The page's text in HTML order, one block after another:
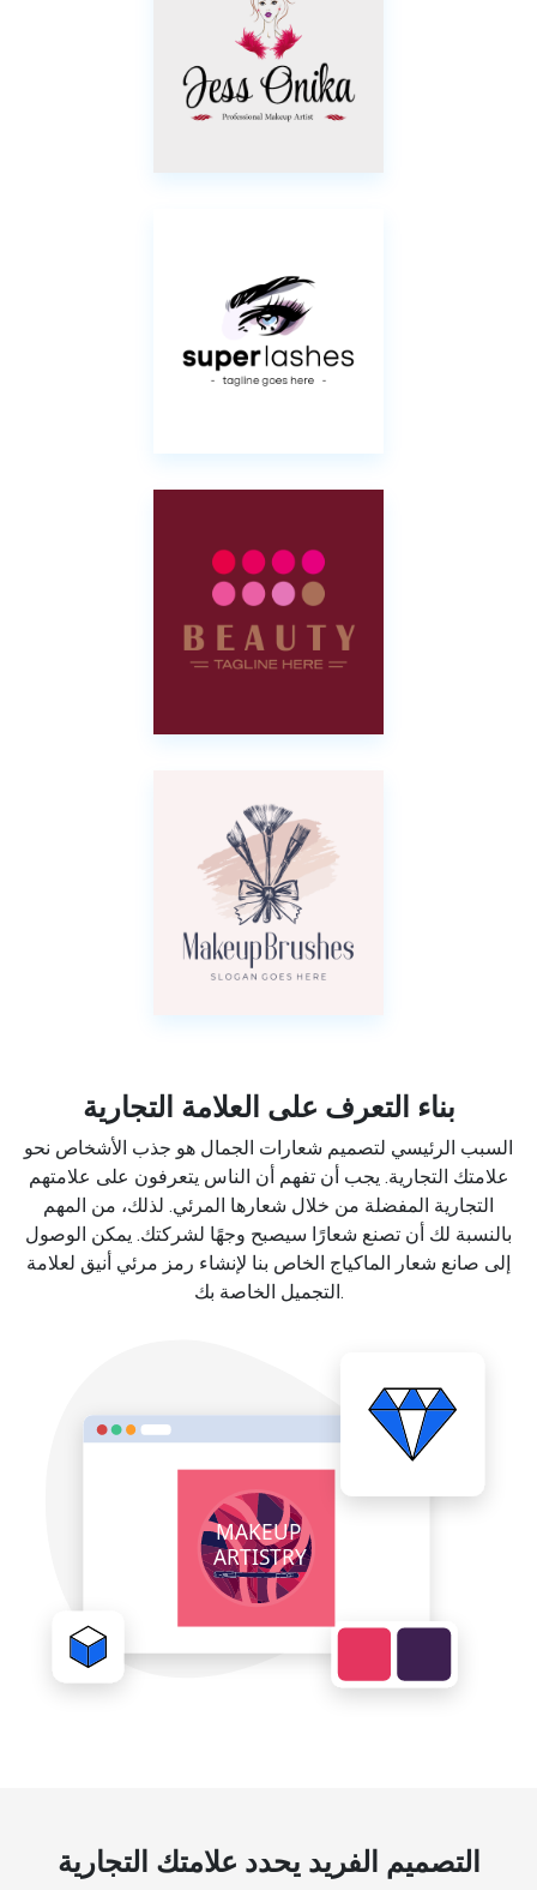
بناء التعرف على العلامة التجارية
السبب الرئيسي لتصميم شعارات الجمال هو جذب الأشخاص نحو
علامتك التجارية. يجب أن تفهم أن الناس يتعرفون على علامتهم
التجارية المفضلة من خلال شعارها المرئي. لذلك، من المهم
بالنسبة لك أن تصنع شعارًا سيصبح وجهًا لشركتك. يمكن الوصول
إلى صانع شعار الماكياج الخاص بنا لإنشاء رمز مرئي أنيق لعلامة
التجميل الخاصة بك.
التصميم الفريد يحدد علامتك التجارية